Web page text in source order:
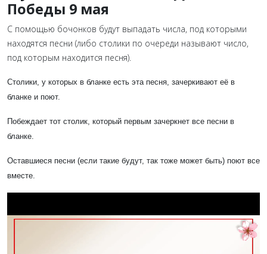
Победы 9 мая
С помощью бочонков будут выпадать числа, под которыми
находятся песни (либо столики по очереди называют число,
под которым находится песня).
Столики, у которых в бланке есть эта песня, зачеркивают её в
бланке и поют.
Побеждает тот столик, который первым зачеркнет все песни в
бланке.
Оставшиеся песни (если такие будут, так тоже может быть) поют все
вместе.